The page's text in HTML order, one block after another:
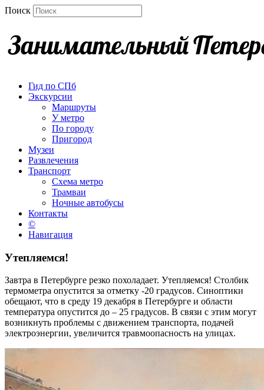
Поиск
Гид по СПб
Экскурсии
Маршруты
У метро
По городу
Пригород
Музеи
Развлечения
Транспорт
Схема метро
Трамваи
Ночные автобусы
Контакты
©
Навигация
Утепляемся!
Завтра в Петербурге резко похоладает. Утепляемся! Столбик
термометра опустится за отметку -20 градусов. Синоптики
обещают, что в среду 19 декабря в Петербурге и области
температура опустится до – 25 градусов. В связи с этим могут
возникнуть проблемы с движением транспорта, подачей
электроэнергии, увеличится травмоопасность на улицах.